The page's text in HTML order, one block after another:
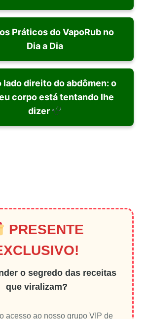
Práticos do VapoRub no
Dia a Dia
lado direito do abdômen: o
corpo está tentando lhe
dizer
PRESENTE
o segredo das receitas
que viralizam?
acesso ao nosso grupo VIP de